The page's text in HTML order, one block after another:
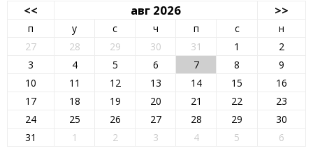
<< авг 2026 >>
п у с ч п с
н
27
28 29 30 31 1
2
3
4 5 6 7 8
9
10
11 12 13 14 15
16
17
18 19 20 21 22
23
24
25 26 27 28 29
30
31
1 2 3 4 5 6